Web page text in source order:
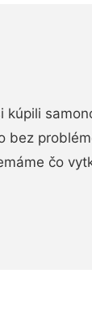
kúpili
bez
čo